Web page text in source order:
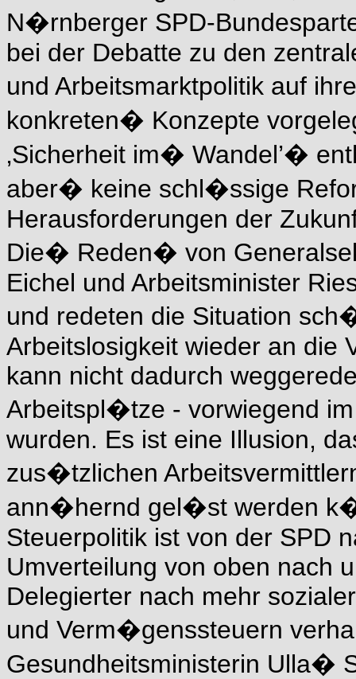
N�rnberger SPD-
bei der Debatte zu den
und Arbeitsmarktpolitik auf
konkreten� Konzepte
‚Sicherheit im� Wandel’�
aber� keine schl�ssige
Herausforderungen der
Die� Reden� von
Eichel und Arbeitsminister
und redeten die Situation
Arbeitslosigkeit wieder an die
kann nicht dadurch
Arbeitspl�tze - vorwiegend
wurden. Es ist eine Illusion,
zus�tzlichen
ann�hernd gel�st werden
Steuerpolitik ist von der SPD
Umverteilung von oben nach
Delegierter nach mehr
und Verm�genssteuern
Gesundheitsministerin Ulla�